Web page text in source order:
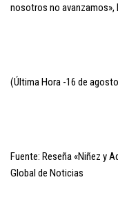
nosotros no avanzamos»,
(Última Hora -16 de
Fuente: Reseña «Niñez y
Global de Noticias